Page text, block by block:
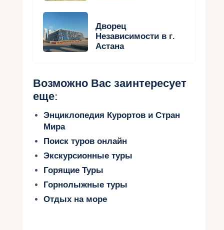
Дворец
Независимости в г.
Астана
Возможно Вас заинтересует
еще:
Энциклопедия Курортов и Стран
Мира
Поиск туров онлайн
Экскурсионные туры
Горящие Туры
Горнолыжные туры
Отдых на море